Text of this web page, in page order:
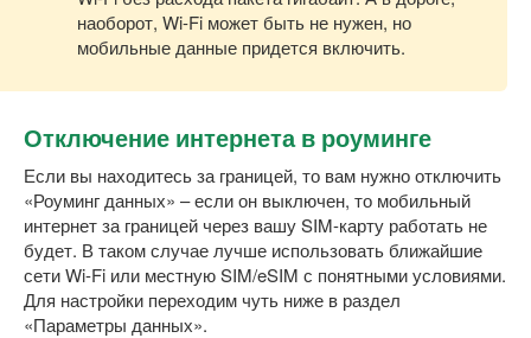
наоборот, Wi-Fi может быть не нужен, но
мобильные данные придется включить.
Отключение интернета в роуминге
Если вы находитесь за границей, то вам нужно отключить
«Роуминг данных» – если он выключен, то мобильный
интернет за границей через вашу SIM-карту работать не
будет. В таком случае лучше использовать ближайшие
сети Wi-Fi или местную SIM/eSIM с понятными условиями.
Для настройки переходим чуть ниже в раздел
«Параметры данных».